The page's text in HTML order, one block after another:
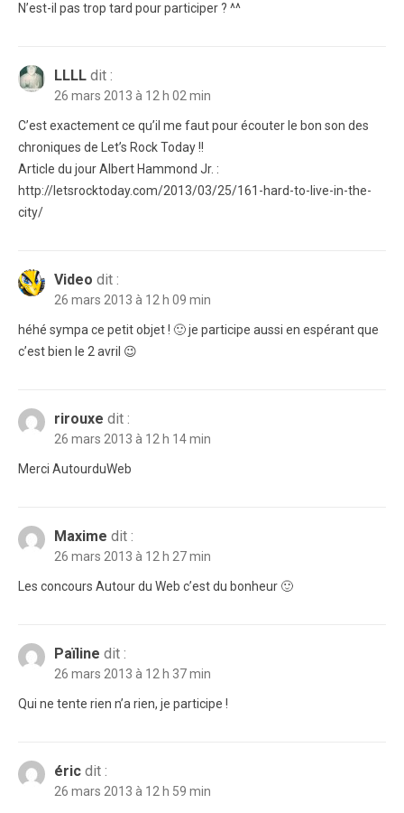
N’est-il pas trop tard pour participer ? ^^
LLLL dit :
26 mars 2013 à 12 h 02 min
C’est exactement ce qu’il me faut pour écouter le bon son des
chroniques de Let’s Rock Today !!
Article du jour Albert Hammond Jr. :
http://letsrocktoday.com/2013/03/25/161-hard-to-live-in-the-
city/
Video dit :
26 mars 2013 à 12 h 09 min
héhé sympa ce petit objet ! 🙂 je participe aussi en espérant que
c’est bien le 2 avril 😉
rirouxe dit :
26 mars 2013 à 12 h 14 min
Merci AutourduWeb
Maxime dit :
26 mars 2013 à 12 h 27 min
Les concours Autour du Web c’est du bonheur 🙂
Païline dit :
26 mars 2013 à 12 h 37 min
Qui ne tente rien n’a rien, je participe !
éric dit :
26 mars 2013 à 12 h 59 min